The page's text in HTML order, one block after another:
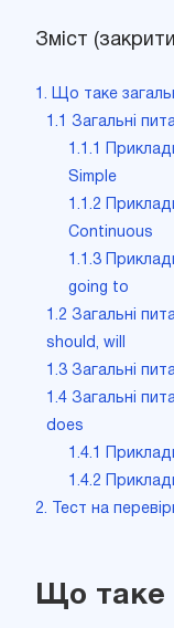
Зміст
1. Що таке
1.1 Загальні
1.1.1
Simple
1.1.2
Continuous
1.1.3
going to
1.2 Загальні
should, will
1.3 Загальні
1.4 Загальні
does
1.4.1
1.4.2
2. Тест на
Що таке